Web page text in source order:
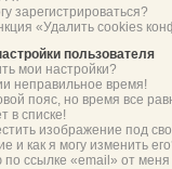
зарегистрироваться?
«Удалить cookies
пользователя
мои настройки?
неправильное время!
пояс, но время все
в списке!
изображение под
и как я могу изменить
по ссылке «email» от